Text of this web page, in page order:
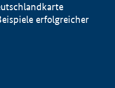
erfolgreicher